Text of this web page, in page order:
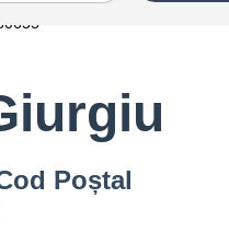
Poștal